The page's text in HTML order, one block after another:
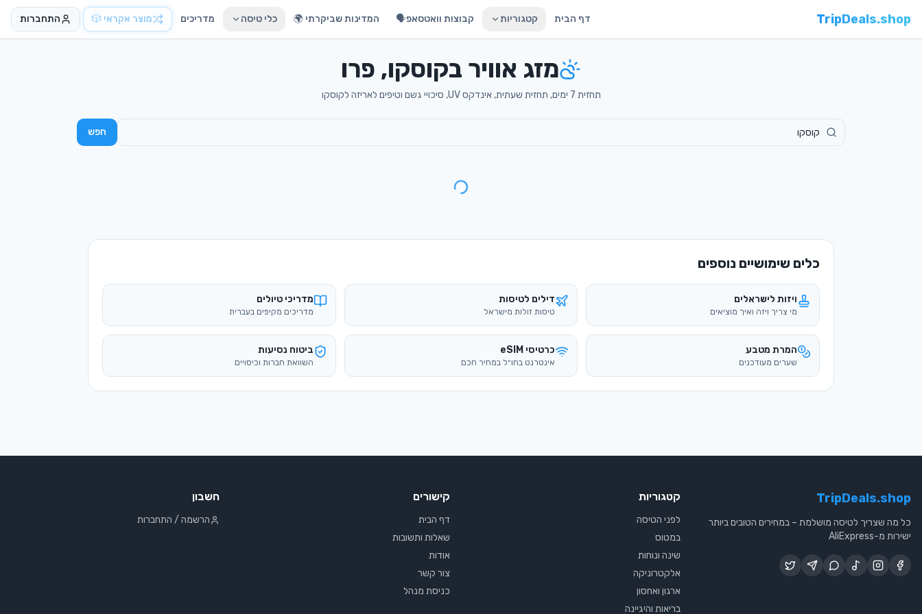
TripDeals.shop דף הבית קטגוריות קבוצות וואטסאפ🗣️ המדינות שביקרתי 🌍 כלי טיסה מדריכים מוצר אקראי 🎲 התחברות
מזג אוויר בקוסקו, פרו
תחזית 7 ימים, תחזית שעתית, אינדקס UV, סיכויי גשם וטיפים לאריזה לקוסקו
חפש
מי צריך ויזה ואיך מוציאים טיסות זולות מישראל מדריכים מקיפים בעברית
TripDeals.shop
כל מה שצריך לטיסה מושלמת – במחירים הטובים ביותר
ישירות מ-AliExpress
קטגוריות
לפני הטיסה
במטוס
שינה ונוחות
אלקטרוניקה
ארגון ואחסון
בריאות והיגיינה
קישורים
דף הבית
שאלות ותשובות
אודות
צור קשר
כניסת מנהל
חשבון
הרשמה / התחברות